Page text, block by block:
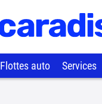
Flottes auto Services